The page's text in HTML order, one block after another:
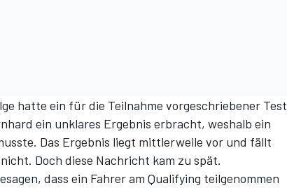
hatte ein für die Teilnahme vorgeschriebener Test
ein unklares Ergebnis erbracht, weshalb ein
Das Ergebnis liegt mittlerweile vor und fällt
Doch diese Nachricht kam zu spät.
dass ein Fahrer am Qualifying teilgenommen